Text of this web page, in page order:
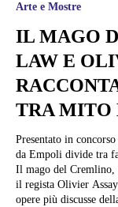
Arte e Mostre
IL MAGO
LAW E
TRA MITO
Presentato in
da Empoli divide tra
Il mago del Cremlino,
il regista Olivier
opere più discusse